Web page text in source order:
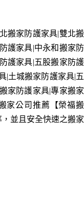
搬家 防護家具|雙北搬
防護家具|中永和搬家 防
防護家具|五股搬家 防護
|土城搬家 防護家具|五
家 防護家具|專家搬家
家公司推薦【榮福搬
並且安全快速之搬家